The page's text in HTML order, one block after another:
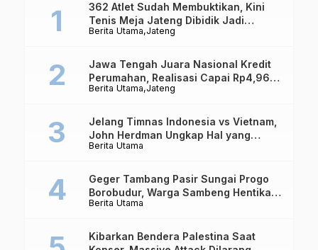
Berita Utama Jateng
362 Atlet Sudah Membuktikan, Kini
Tenis Meja Jateng Dibidik Jadi
Kekuatan Nasional
Berita Utama Jateng
Jawa Tengah Juara Nasional Kredit
Perumahan, Realisasi Capai Rp4,96
Triliun
Berita Utama
Jelang Timnas Indonesia vs Vietnam,
John Herdman Ungkap Hal yang
Dipertaruhkan
Berita Utama
Geger Tambang Pasir Sungai Progo
Borobudur, Warga Sambeng Hentikan
Alat Berat dan Usir Truk
Kibarkan Bendera Palestina Saat